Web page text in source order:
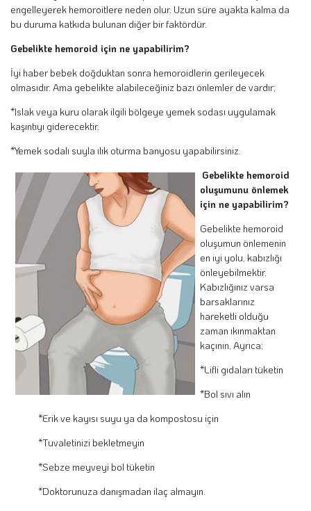
engelleyerek hemoroitlere neden olur. Uzun süre ayakta kalma da
bu duruma katkıda bulunan diğer bir faktördür.
Gebelikte hemoroid için ne yapabilirim?
İyi haber bebek doğduktan sonra hemoroidlerin gerileyecek
olmasıdır. Ama gebelikte alabileceğiniz bazı önlemler de vardır;
*Islak veya kuru olarak ilgili bölgeye yemek sodası uygulamak
kaşıntıyı giderecektir.
*Yemek sodalı suyla ılık oturma banyosu yapabilirsiniz.
Gebelikte hemoroid
oluşumunu önlemek
için ne yapabilirim?
Gebelikte hemoroid
oluşumun önlemenin
en iyi yolu, kabızlığı
önleyebilmektir.
Kabızlığınız varsa
barsaklarınız
hareketli olduğu
zaman ıkınmaktan
kaçının, Ayrıca;
*Lifli gıdaları tüketin
*Bol sıvı alın
*Erik ve kayısı suyu ya da kompostosu için
*Tuvaletinizi bekletmeyin
*Sebze meyveyi bol tüketin
*Doktorunuza danışmadan ilaç almayın.